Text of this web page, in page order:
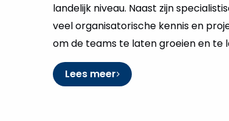
landelijk niveau. Naast zijn
veel organisatorische kennis en
om de teams te laten groeien en te
Lees meer